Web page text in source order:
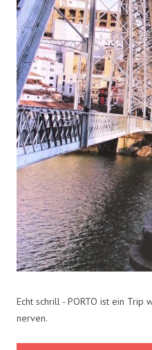
Echt schrill - PORTO ist ein Trip
nerven.